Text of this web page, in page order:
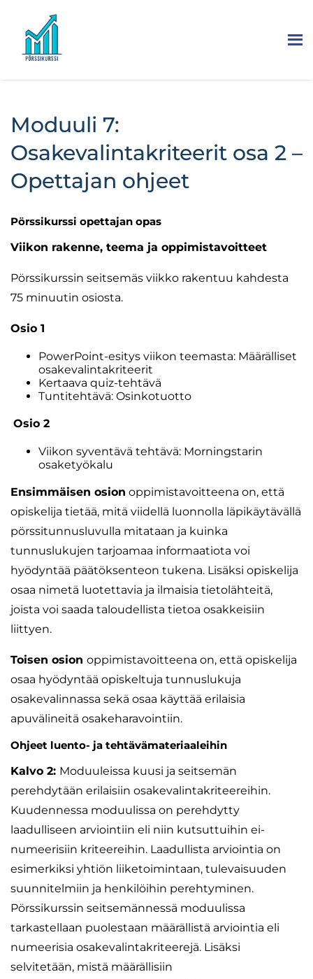
Moduuli 7:
Osakevalintakriteerit osa 2 –
Opettajan ohjeet
Pörssikurssi opettajan opas
Viikon rakenne, teema ja oppimistavoitteet
Pörssikurssin seitsemäs viikko rakentuu kahdesta
75 minuutin osiosta.
Osio 1
PowerPoint-esitys viikon teemasta: Määrälliset
osakevalintakriteerit
Kertaava quiz-tehtävä
Tuntitehtävä: Osinkotuotto
Osio 2
Viikon syventävä tehtävä: Morningstarin
osaketyökalu
Ensimmäisen osion oppimistavoitteena on, että
opiskelija tietää, mitä viidellä luonnolla läpikäytävällä
pörssitunnusluvulla mitataan ja kuinka
tunnuslukujen tarjoamaa informaatiota voi
hyödyntää päätöksenteon tukena. Lisäksi opiskelija
osaa nimetä luotettavia ja ilmaisia tietolähteitä,
joista voi saada taloudellista tietoa osakkeisiin
liittyen.
Toisen osion oppimistavoitteena on, että opiskelija
osaa hyödyntää opiskeltuja tunnuslukuja
osakevalinnassa sekä osaa käyttää erilaisia
apuvälineitä osakeharavointiin.
Ohjeet luento- ja tehtävämateriaaleihin
Kalvo 2: Moduuleissa kuusi ja seitsemän
perehdytään erilaisiin osakevalintakriteereihin.
Kuudennessa moduulissa on perehdytty
laadulliseen arviointiin eli niin kutsuttuihin ei-
numeerisiin kriteereihin. Laadullista arviointia on
esimerkiksi yhtiön liiketoimintaan, tulevaisuuden
suunnitelmiin ja henkilöihin perehtyminen.
Pörssikurssin seitsemännessä moduulissa
tarkastellaan puolestaan määrällistä arviointia eli
numeerisia osakevalintakriteerejä. Lisäksi
selvitetään, mistä määrällisiin